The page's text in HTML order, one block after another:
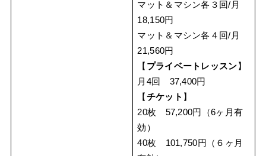
マット＆マシン各３回/月
18,150円
マット＆マシン各４回/月
21,560円
【 プライベートレッスン 】
月4回 37,400円
【 チケット 】
20枚 57,200円（6ヶ月有
効）
40枚 101,750円（６ヶ月